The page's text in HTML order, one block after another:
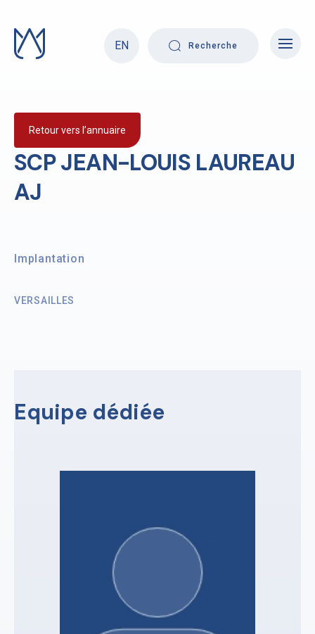
content
EN
Recherche
SCP JEAN-LOUIS LAUREAU
AJ
Retour vers l’annuaire
Implantation
VERSAILLES
Equipe dédiée